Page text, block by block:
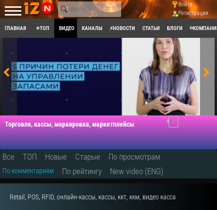
Войти
Регистрация
ГЛАВНАЯ ⭐ТОП ВИДЕО КАНАЛЫ ⚡НОВОСТИ СТАТЬИ БЛОГИ
0
Торговля, кассы, маркировка, маркетплейсы
Все ТОП Новые Старые По просмотрам
По комментариям По рейтингу New video (ENG)
Retail, POS, RFID, онлайн-кассы, кассы, ккт, ккм, видео касса